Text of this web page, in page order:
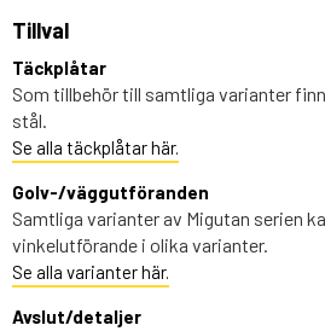
Tillval
Täckplåtar
Som tillbehör till samtliga varianter
stål.
Se alla täckplåtar här.
Golv-/väggutföranden
Samtliga varianter av Migutan serien
vinkelutförande i olika varianter.
Se alla varianter här.
Avslut/detaljer